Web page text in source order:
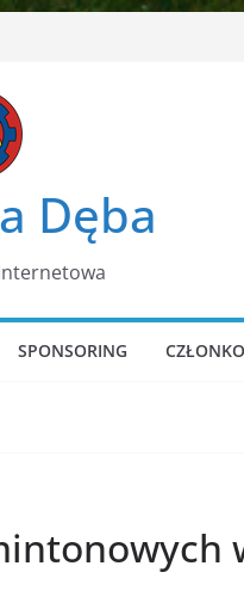
Dęba
SPONSORING